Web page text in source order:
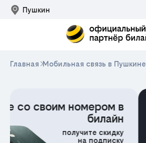
Пушкин
Главная Мобильная связь в Пушкине
Скидка 200₽
на любой тариф